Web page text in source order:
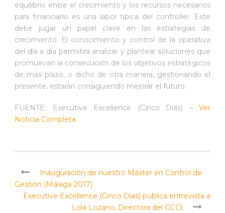
equilibrio entre el crecimiento y los recursos necesarios
para financiarlo es una labor típica del controller. Este
debe jugar un papel clave en las estrategias de
crecimiento. El conocimiento y control de la operativa
del día a día permitirá analizar y plantear soluciones que
promuevan la consecución de los objetivos estratégicos
de más plazo, o dicho de otra manera, gestionando el
presente, estarán consiguiendo mejorar el futuro.
FUENTE: Executive Excellence (Cinco Días) – Ver
Noticia Completa
Inauguración de nuestro Máster en Control de
Gestión (Málaga 2017)
Executive Excellence (Cinco Días) publica entrevista a
Lola Lozano, Directora del GCCI